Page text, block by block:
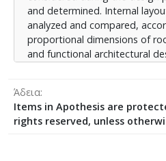
αλλά και της κείμενης
παρουσιάζονται τα
εξάγονται τα γενικά
προτάσεις για περαιτέρω
προσομοίωσης αιθουσών,
αιθουσών σύμφωνα με την
and determined. Internal
analyzed and compared,
proportional dimensions of
and functional architectural
absorbing materials. The
capacity of all rooms and the
calculated, for the compliance
Άδεια
Items in Apothesis are
rights reserved, unless